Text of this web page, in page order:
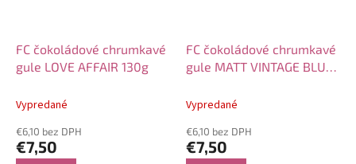
FC čokoládové chrumkavé
gule LOVE AFFAIR 130g
Vypredané
€6,10 bez DPH
€7,50
FC čokoládové chrumkavé
gule MATT VINTAGE BLUE
Vypredané
€6,10 bez DPH
€7,50